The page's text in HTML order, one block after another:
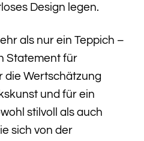
Design legen.
als nur ein Teppich –
Statement für
die Wertschätzung
und für ein
stilvoll als auch
sich von der